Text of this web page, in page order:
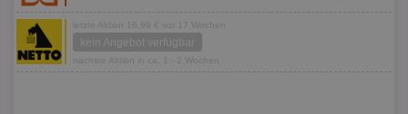
letzte Aktion 16,99 € vor 17 Wochen
kein Angebot verfügbar
nächste Aktion in ca. 1 - 2 Wochen